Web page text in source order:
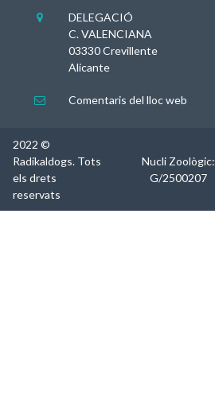

DELEGACIÓ
C. VALENCIANA
03330 Crevillente
Alicante
 Comentaris del lloc web
2022 ©
Radikaldogs. Tots
els drets
reservats
Nucli Zoològic:
G/2500207